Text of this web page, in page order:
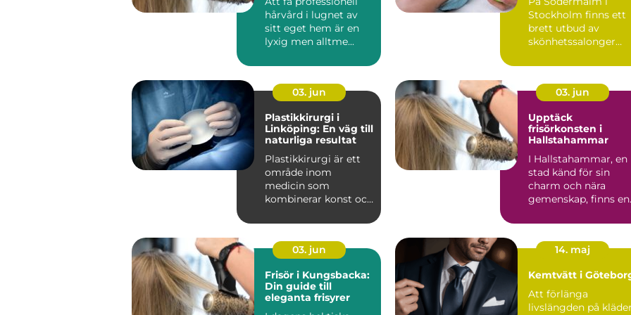
hårvård i lugnet av
sitt eget hem är en
lyxig men alltme...
Stockholm finns ett
brett utbud av
skönhetssalonger
03. jun
Plastikkirurgi i
Linköping: En väg till
naturliga resultat
Plastikkirurgi är ett
område inom
medicin som
kombinerar konst och
03. jun
Upptäck
frisörkonsten i
Hallstahammar
I Hallstahammar, en
stad känd för sin
charm och nära
gemenskap, finns en
03. jun
Frisör i Kungsbacka:
Din guide till
eleganta frisyrer
14. maj
Kemtvätt i
Att förlänga
livslängden på